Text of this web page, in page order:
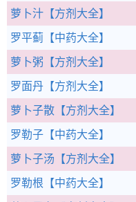
萝卜汁 【方剂大全】
罗平蓟 【中药大全】
萝卜粥 【方剂大全】
罗面丹 【方剂大全】
萝卜子散 【方剂大全】
罗勒子 【中药大全】
萝卜子汤 【方剂大全】
罗勒根 【中药大全】